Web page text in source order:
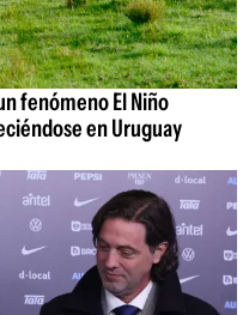
fenómeno El Niño
en Uruguay